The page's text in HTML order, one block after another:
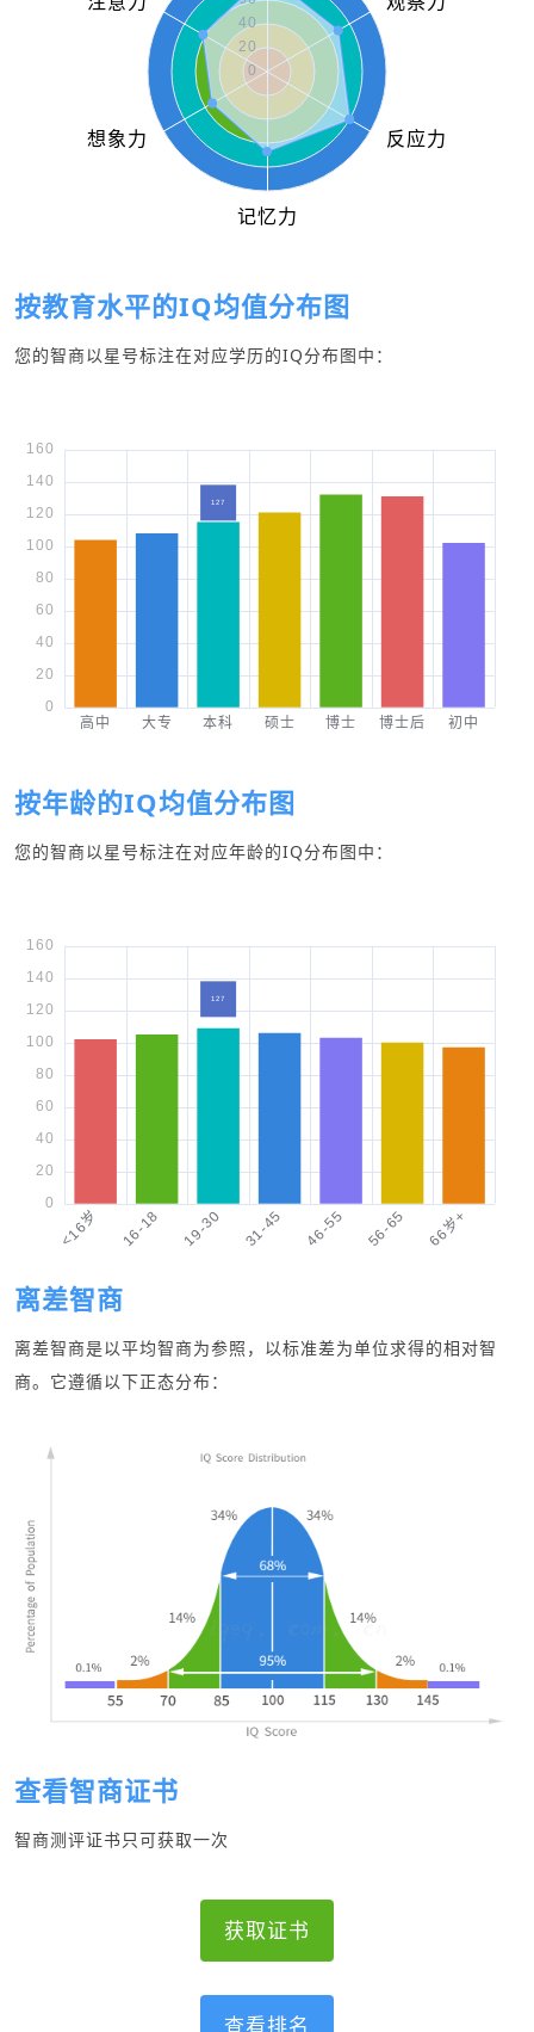
按教育水平的IQ均值分布图
您的智商以星号标注在对应学历的IQ分布图中：
按年龄的IQ均值分布图
您的智商以星号标注在对应年龄的IQ分布图中：
离差智商
离差智商是以平均智商为参照，以标准差为单位求得的相对智
商。它遵循以下正态分布：
查看智商证书
智商测评证书只可获取一次
获取证书
查看排名